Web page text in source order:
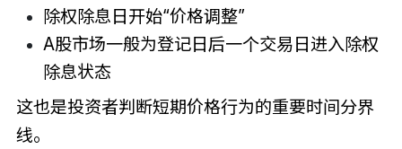
除权除息日开始“价格调整”
A股市场一般为登记日后一个交易日进入除权
除息状态
这也是投资者判断短期价格行为的重要时间分界
线。